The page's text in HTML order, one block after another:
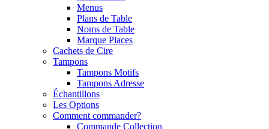
Menus
Plans de Table
Noms de Table
Marque Places
Cachets de Cire
Tampons
Tampons Motifs
Tampons Adresse
Échantillons
Les Options
Comment commander?
Commande Collection